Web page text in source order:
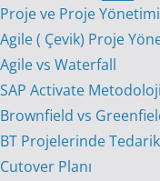
Proje ve Proje
Agile ( Çevik) Proje
Agile vs Waterfall
SAP Activate
Brownfield vs
BT Projelerinde
Cutover Planı